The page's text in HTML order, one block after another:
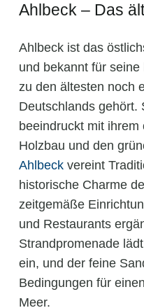
Ahlbeck – Das
Ahlbeck ist das
und bekannt für
zu den ältesten noch
Deutschlands gehört.
beeindruckt mit
Holzbau und den
Ahlbeck vereint
historische Charme
zeitgemäße
und Restaurants
Strandpromenade
ein, und der feine
Bedingungen für
Meer.